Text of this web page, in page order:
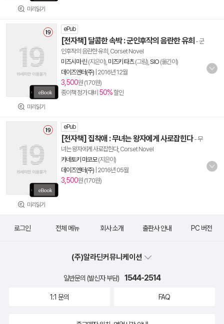
미리읽기
미리읽기
ePub
[전자책] 달콤한 속박 : 군인후작의 음란한 유희 - 군
인후작의 음란한 유희, Corset Novel
미즈시마 린 (지은이), 미즈키 타츠(그림), SIO (옮긴이)
데이즈엔터(주) 2016년 12월
3,500원 (170원)
종이책 정가 대비 50%할인
미리읽기
ePub
[전자책] 집착애 : 무녀는 왕자에게 사로잡힌다- 무
녀는 왕자에게 사로잡힌다, Corset Novel
카네토키 마코모(지은이)
데이즈엔터(주) 2016년 05월
3,500원 (170원)
로그인 전체 메뉴 회사 소개 출판사 안내 PC 버전
(주)알라딘커뮤니케이션
일반문의 (발신자 부담) 1544-2514
1:1 문의 FAQ